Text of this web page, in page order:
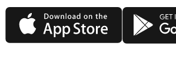
App Store Google Play